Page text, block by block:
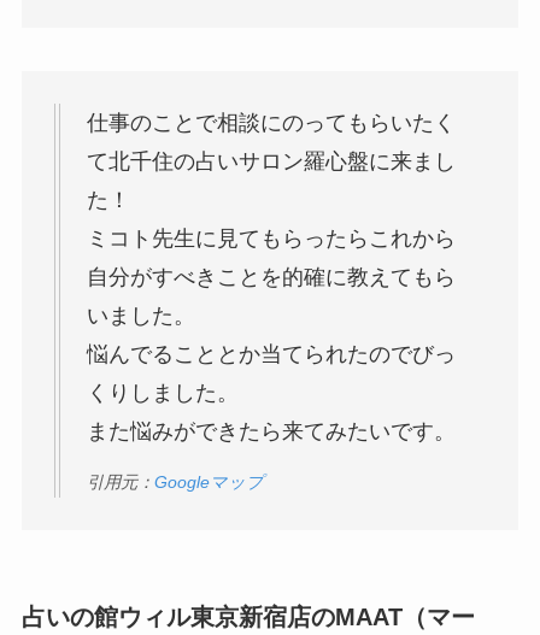
仕事のことで相談にのってもらいたく
て北千住の占いサロン羅心盤に来まし
た！
ミコト先生に見てもらったらこれから
自分がすべきことを的確に教えてもら
いました。
悩んでることとか当てられたのでびっ
くりしました。
また悩みができたら来てみたいです。
引用元： Googleマップ
占いの館ウィル東京新宿店のMAAT（マー